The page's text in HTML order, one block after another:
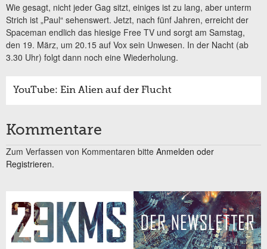
Wie gesagt, nicht jeder Gag sitzt, einiges ist zu lang, aber unterm
Strich ist „Paul“ sehenswert. Jetzt, nach fünf Jahren, erreicht der
Spaceman endlich das hiesige Free TV und sorgt am Samstag,
den 19. März, um 20.15 auf Vox sein Unwesen. In der Nacht (ab
3.30 Uhr) folgt dann noch eine Wiederholung.
YouTube: Ein Alien auf der Flucht
Kommentare
Zum Verfassen von Kommentaren bitte Anmelden oder
Registrieren.